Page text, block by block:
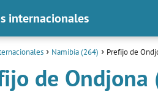
internacionales
Namibia (264) Prefijo de
de Ondjona